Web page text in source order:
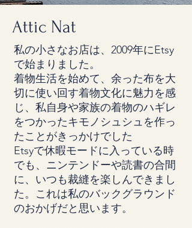
Attic Nat
私の小さなお店は、2009年にEtsy
で始まりました。
着物生活を始めて、余った布を大
切に使い回す着物文化に魅力を感
じ、私自身や家族の着物のハギレ
をつかったキモノシュシュを作っ
たことがきっかけでした
Etsyで休暇モードに入っている時
でも、ニンテンドーや読書の合間
に、いつも裁縫を楽しんできまし
た。これは私のバックグラウンド
のおかげだと思います。